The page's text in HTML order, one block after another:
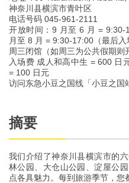
神奈川县横滨市青叶区
电话号码 045-961-2111
开放时间：9 月至 6 月 = 9:30-
月至 8 月 = 9:30-17:00（最后入
周三闭馆（如周三为公共假期
入场费 成人和高中生 = 600 日
= 100 日元
访问东急小豆之国线「小豆之国
摘要
我们介绍了神奈川县横滨市的
林公园、大仓山公园、淀屋公
点各具魅力。每到旅游季节，您